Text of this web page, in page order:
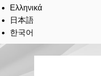
Ελληνικά
日本語
한국어